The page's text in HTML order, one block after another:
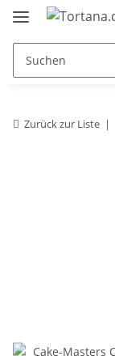
Zurück zur Liste